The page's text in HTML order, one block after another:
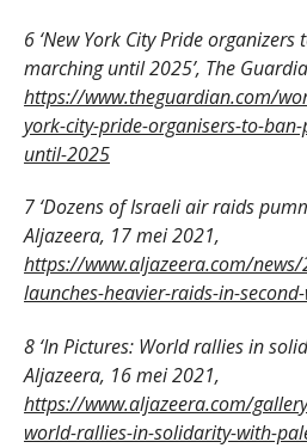
6 ‘New York City Pride
marching until 2025’, The
https://www.theguardian.com/
york-city-pride-organisers-to-
until-2025
7 ‘Dozens of Israeli air raids
Aljazeera, 17 mei 2021,
https://www.aljazeera.com/
launches-heavier-raids-in-
8 ‘In Pictures: World rallies in
Aljazeera, 16 mei 2021,
https://www.aljazeera.com/
world-rallies-in-solidarity-with-